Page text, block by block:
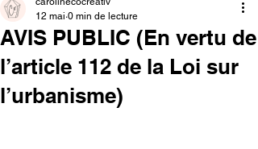
AVIS PUBLIC (En vertu de
l’article 112 de la Loi sur
l’urbanisme)
12 mai 0 min de lecture